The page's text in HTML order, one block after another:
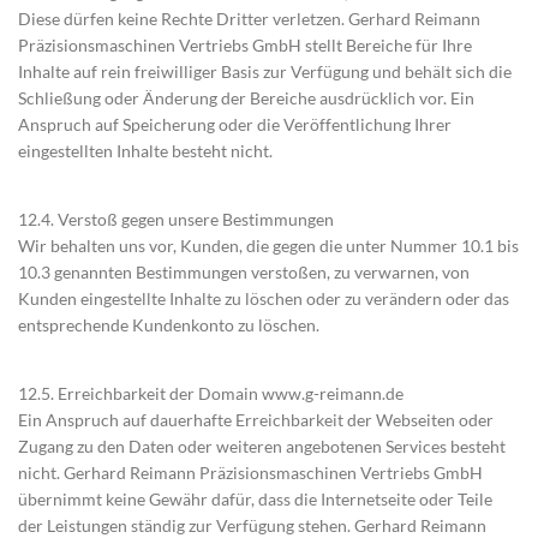
Diese dürfen keine Rechte Dritter verletzen. Gerhard Reimann
Präzisionsmaschinen Vertriebs GmbH stellt Bereiche für Ihre
Inhalte auf rein freiwilliger Basis zur Verfügung und behält sich die
Schließung oder Änderung der Bereiche ausdrücklich vor. Ein
Anspruch auf Speicherung oder die Veröffentlichung Ihrer
eingestellten Inhalte besteht nicht.
12.4. Verstoß gegen unsere Bestimmungen
Wir behalten uns vor, Kunden, die gegen die unter Nummer 10.1 bis
10.3 genannten Bestimmungen verstoßen, zu verwarnen, von
Kunden eingestellte Inhalte zu löschen oder zu verändern oder das
entsprechende Kundenkonto zu löschen.
12.5. Erreichbarkeit der Domain www.g-reimann.de
Ein Anspruch auf dauerhafte Erreichbarkeit der Webseiten oder
Zugang zu den Daten oder weiteren angebotenen Services besteht
nicht. Gerhard Reimann Präzisionsmaschinen Vertriebs GmbH
übernimmt keine Gewähr dafür, dass die Internetseite oder Teile
der Leistungen ständig zur Verfügung stehen. Gerhard Reimann